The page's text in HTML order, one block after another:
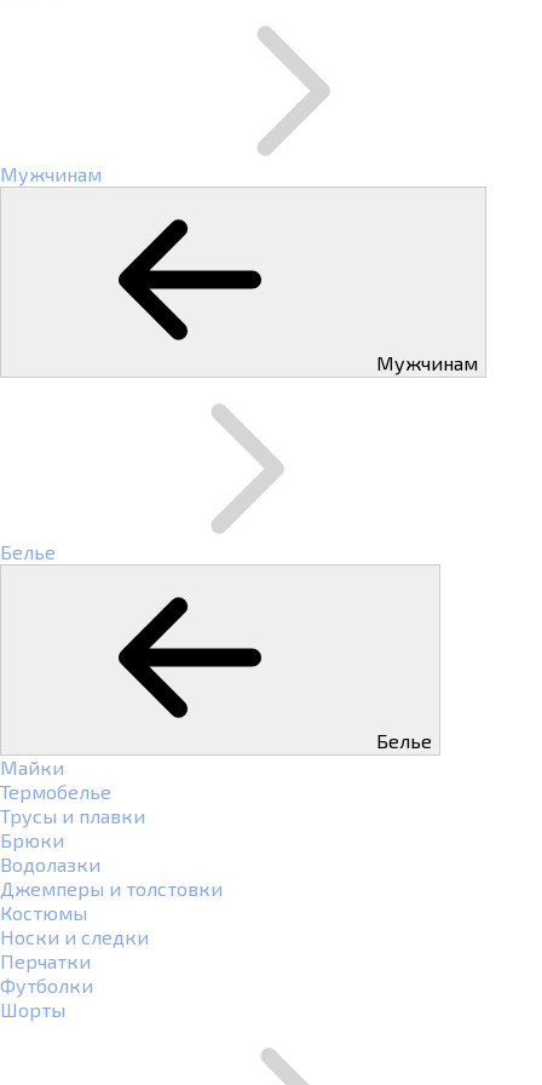
Мужчинам
Мужчинам
Белье
Белье
Майки
Термобелье
Трусы и плавки
Брюки
Водолазки
Джемперы и толстовки
Костюмы
Носки и следки
Перчатки
Футболки
Шорты